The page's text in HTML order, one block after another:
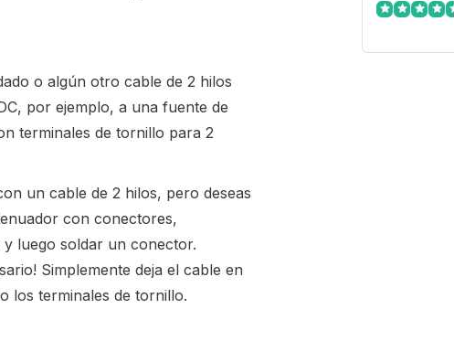
o algún otro cable de 2 hilos
por ejemplo, a una fuente de
terminales de tornillo para 2
un cable de 2 hilos, pero deseas
con conectores,
luego soldar un conector.
Simplemente deja el cable en
los terminales de tornillo.